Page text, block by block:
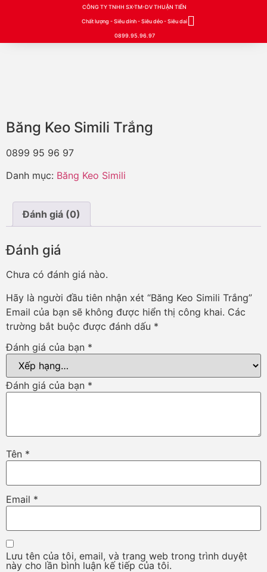
CÔNG TY TNHH SX-TM-DV THUẬN TIẾN
Chất lượng - Siêu dính - Siêu dẻo - Siêu dai
0899.95.96.97
Băng Keo Simili Trắng
0899 95 96 97
Danh mục: Băng Keo Simili
Đánh giá (0)
Đánh giá
Chưa có đánh giá nào.
Hãy là người đầu tiên nhận xét “Băng Keo Simili Trắng”
Email của bạn sẽ không được hiển thị công khai. Các
trường bắt buộc được đánh dấu *
Đánh giá của bạn *
Đánh giá của bạn *
Tên *
Email *
Lưu tên của tôi, email, và trang web trong trình duyệt
này cho lần bình luận kế tiếp của tôi.